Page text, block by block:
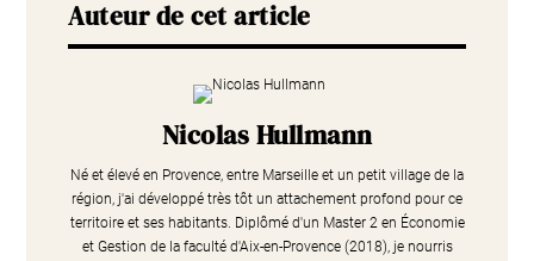
Auteur de cet article
Nicolas Hullmann
Né et élevé en Provence, entre Marseille et un petit village de la
région, j'ai développé très tôt un attachement profond pour ce
territoire et ses habitants. Diplômé d'un Master 2 en Économie
et Gestion de la faculté d'Aix-en-Provence (2018), je nourris